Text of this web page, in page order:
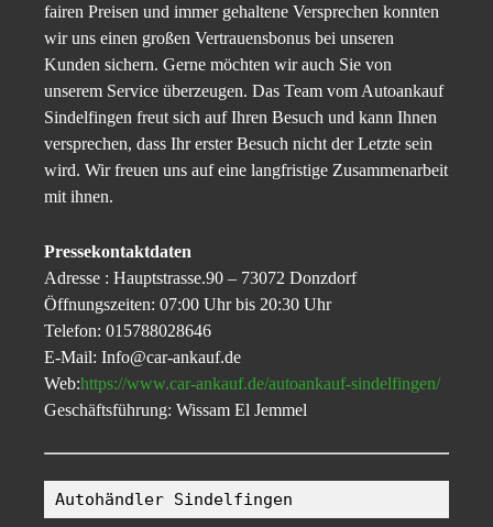
fairen Preisen und immer gehaltene Versprechen konnten
wir uns einen großen Vertrauensbonus bei unseren
Kunden sichern. Gerne möchten wir auch Sie von
unserem Service überzeugen. Das Team vom Autoankauf
Sindelfingen freut sich auf Ihren Besuch und kann Ihnen
versprechen, dass Ihr erster Besuch nicht der Letzte sein
wird. Wir freuen uns auf eine langfristige Zusammenarbeit
mit ihnen.
Pressekontaktdaten
Adresse : Hauptstrasse.90 – 73072 Donzdorf
Öffnungszeiten: 07:00 Uhr bis 20:30 Uhr
Telefon: 015788028646
E-Mail: Info@car-ankauf.de
Web:https://www.car-ankauf.de/autoankauf-sindelfingen/
Geschäftsführung: Wissam El Jemmel
Autohändler Sindelfingen